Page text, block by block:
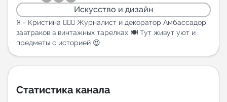
Горящие предложения
Индекс читаемости каналов в Telegram
Искусство и дизайн
Я - Кристина 🙋🏼‍♀️ Журналист и декоратор Амбассадор
завтраков в винтажных тарелках 🍽️ Тут живут уют и
предметы с историей 😍
Статистика канала